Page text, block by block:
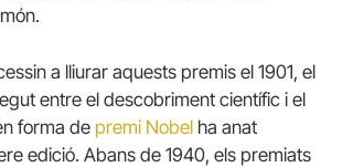
a lliurar aquests premis el 1901, el
entre el descobriment científic i el
forma de premi Nobel ha anat
edició. Abans de 1940, els premiats